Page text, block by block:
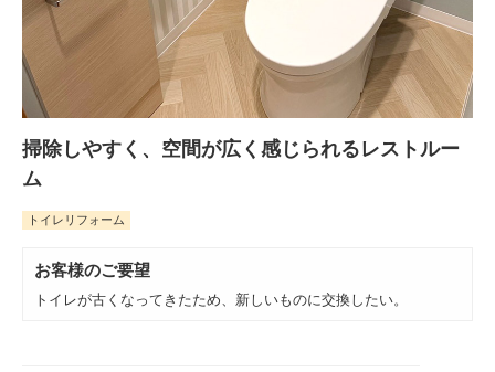
掃除しやすく、空間が広く感じられるレストルー
ム
トイレリフォーム
お客様のご要望
トイレが古くなってきたため、新しいものに交換したい。